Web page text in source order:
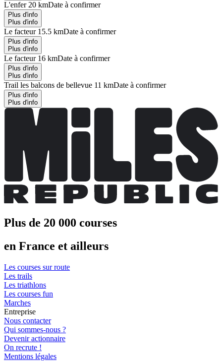
L'enfer 20 kmDate à confirmer
Plus d'info
Plus d'info
Le facteur 15.5 kmDate à confirmer
Plus d'info
Plus d'info
Le facteur 16 kmDate à confirmer
Plus d'info
Plus d'info
Trail les balcons de bellevue 11 kmDate à confirmer
Plus d'info
Plus d'info
Plus de 20 000 courses
en France et ailleurs
Les courses sur route
Les trails
Les triathlons
Les courses fun
Marches
Entreprise
Nous contacter
Qui sommes-nous ?
Devenir actionnaire
On recrute !
Mentions légales